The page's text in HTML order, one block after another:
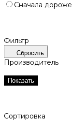
Сначала дороже
Фильтр
Сбросить
Производитель
Показать
Сортировка